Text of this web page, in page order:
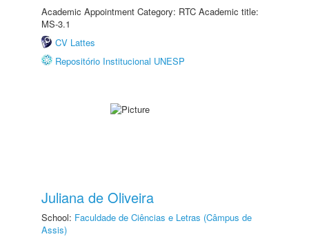
Academic Appointment Category: RTC Academic title:
MS-3.1
CV Lattes
Repositório Institucional UNESP
Juliana de Oliveira
School: Faculdade de Ciências e Letras (Câmpus de
Assis)